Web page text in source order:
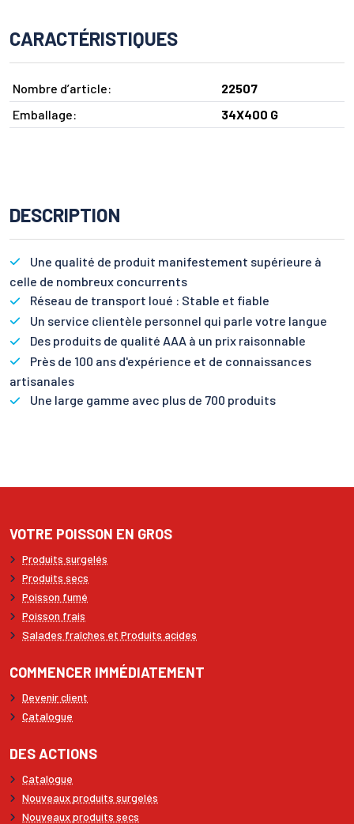
CARACTÉRISTIQUES
Nombre d’article:
22507
Emballage:
34X400 G
DESCRIPTION
Une qualité de produit manifestement supérieure à
celle de nombreux concurrents
Réseau de transport loué : Stable et fiable
Un service clientèle personnel qui parle votre langue
Des produits de qualité AAA à un prix raisonnable
Près de 100 ans d'expérience et de connaissances
artisanales
Une large gamme avec plus de 700 produits
VOTRE POISSON EN GROS
Produits surgelés
Produits secs
Poisson fumé
Poisson frais
Salades fraîches et Produits acides
COMMENCER IMMÉDIATEMENT
Devenir client
Catalogue
DES ACTIONS
Catalogue
Nouveaux produits surgelés
Nouveaux produits secs